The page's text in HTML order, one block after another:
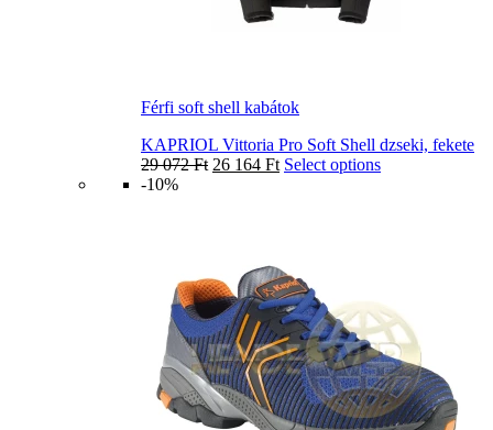
Férfi soft shell kabátok
KAPRIOL Vittoria Pro Soft Shell dzseki, fekete
29 072Ft 26 164 Ft Select options
-10%